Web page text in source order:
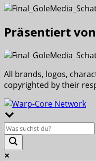
Präsentiert von
All brands, logos,
copyrighted by their